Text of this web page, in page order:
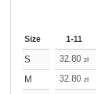
Size 1-11
S 32.80 zł
M
32.80 zł